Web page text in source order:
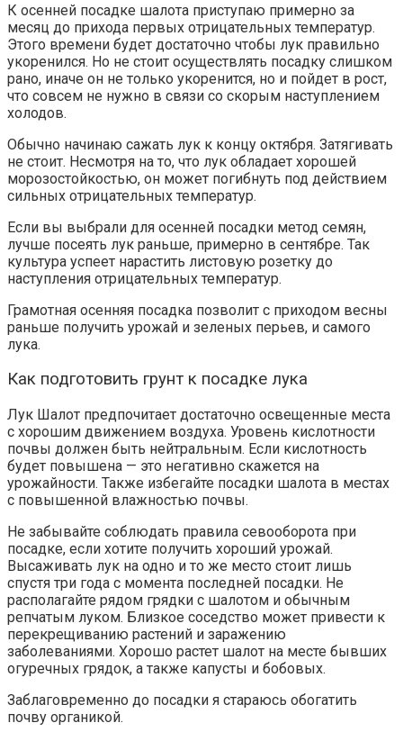
К осенней посадке шалота приступаю примерно за
месяц до прихода первых отрицательных температур.
Этого времени будет достаточно чтобы лук правильно
укоренился. Но не стоит осуществлять посадку слишком
рано, иначе он не только укоренится, но и пойдет в рост,
что совсем не нужно в связи со скорым наступлением
холодов.
Обычно начинаю сажать лук к концу октября. Затягивать
не стоит. Несмотря на то, что лук обладает хорошей
морозостойкостью, он может погибнуть под действием
сильных отрицательных температур.
Если вы выбрали для осенней посадки метод семян,
лучше посеять лук раньше, примерно в сентябре. Так
культура успеет нарастить листовую розетку до
наступления отрицательных температур.
Грамотная осенняя посадка позволит с приходом весны
раньше получить урожай и зеленых перьев, и самого
лука.
Как подготовить грунт к посадке лука
Лук Шалот предпочитает достаточно освещенные места
с хорошим движением воздуха. Уровень кислотности
почвы должен быть нейтральным. Если кислотность
будет повышена — это негативно скажется на
урожайности. Также избегайте посадки шалота в местах
с повышенной влажностью почвы.
Не забывайте соблюдать правила севооборота при
посадке, если хотите получить хороший урожай.
Высаживать лук на одно и то же место стоит лишь
спустя три года с момента последней посадки. Не
располагайте рядом грядки с шалотом и обычным
репчатым луком. Близкое соседство может привести к
перекрещиванию растений и заражению
заболеваниями. Хорошо растет шалот на месте бывших
огуречных грядок, а также капусты и бобовых.
Заблаговременно до посадки я стараюсь обогатить
почву органикой.